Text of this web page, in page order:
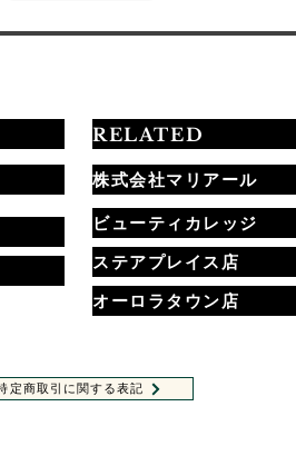
RELATED
株式会社マリアール
ビューティカレッジ
ステアプレイス店
オーロラタウン店
定商取引に関する表記